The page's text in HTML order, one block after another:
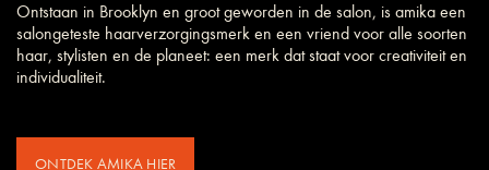
Ontstaan in Brooklyn en groot geworden in de salon, is amika een
salongeteste haarverzorgings­merk en een vriend voor alle soorten
haar, stylisten en de planeet: een merk dat staat voor creativiteit en
individualiteit.
ONTDEK AMIKA HIER